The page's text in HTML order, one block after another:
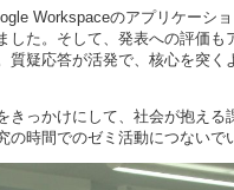
Workspaceのアプリケーシ
した。そして、発表への評価も
質疑応答が活発で、核心を突く
きっかけにして、社会が抱える
の時間でのゼミ活動につないで